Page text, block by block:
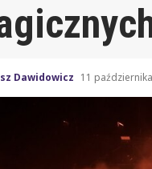
Dawidowicz 11